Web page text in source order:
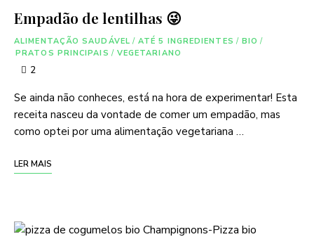
Empadão de lentilhas 😜
ALIMENTAÇÃO SAUDÁVEL / ATÉ 5 INGREDIENTES / BIO /
PRATOS PRINCIPAIS / VEGETARIANO
2
Se ainda não conheces, está na hora de experimentar! Esta
receita nasceu da vontade de comer um empadão, mas
como optei por uma alimentação vegetariana …
LER MAIS